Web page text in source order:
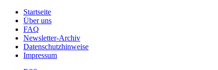
Startseite
Über uns
FAQ
Newsletter-Archiv
Datenschutzhinweise
Impressum